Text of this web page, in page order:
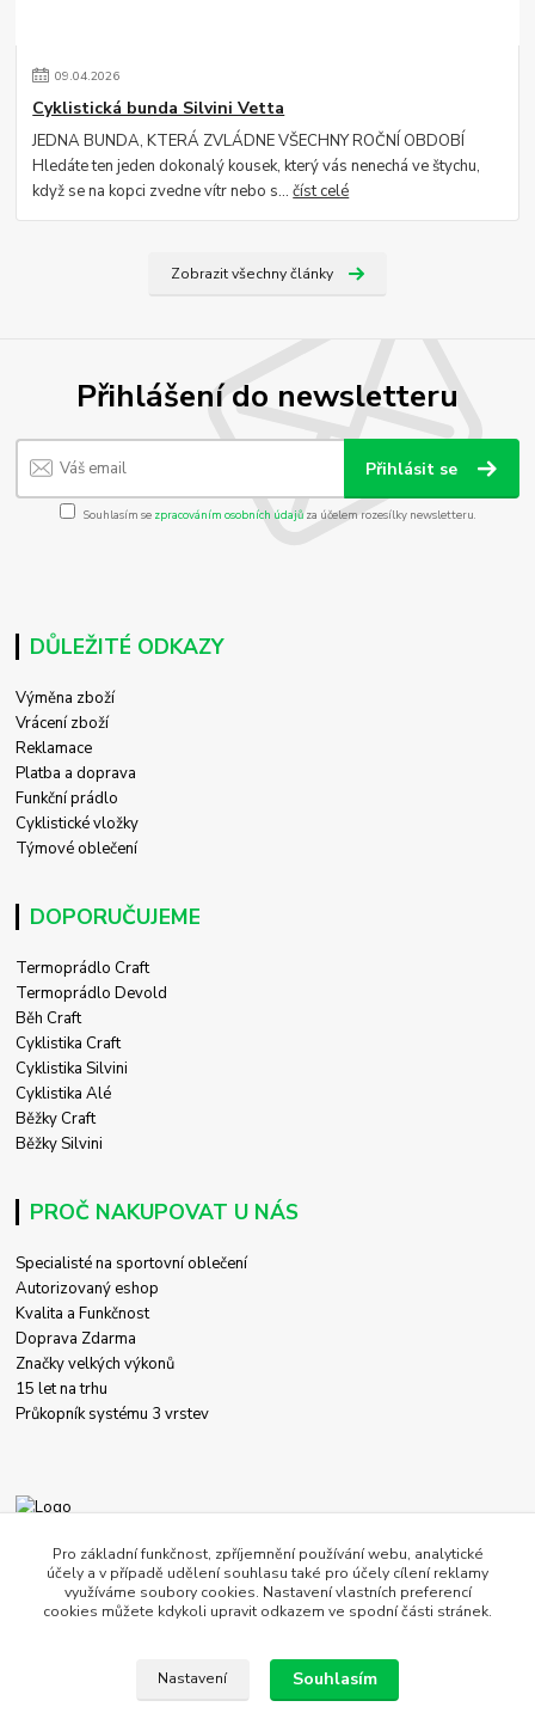
09.04.2026
Cyklistická bunda Silvini Vetta
JEDNA BUNDA, KTERÁ ZVLÁDNE VŠECHNY ROČNÍ OBDOBÍ
Hledáte ten jeden dokonalý kousek, který vás nenechá ve štychu,
když se na kopci zvedne vítr nebo s...číst celé
Zobrazit všechny články
Přihlášení do newsletteru
Přihlásit se
Souhlasím se zpracováním osobních údajůza účelem rozesílky newsletteru.
DŮLEŽITÉ ODKAZY
Výměna zboží
Vrácení zboží
Reklamace
Platba a doprava
Funkční prádlo
Cyklistické vložky
Týmové oblečení
DOPORUČUJEME
Termoprádlo Craft
Termoprádlo Devold
Běh Craft
Cyklistika Craft
Cyklistika Silvini
Cyklistika Alé
Běžky Craft
Běžky Silvini
PROČ NAKUPOVAT U NÁS
Specialisté na sportovní oblečení
Autorizovaný eshop
Kvalita a Funkčnost
Doprava Zdarma
Značky velkých výkonů
15 let na trhu
Průkopník systému 3 vrstev
+420 774 458 618
obchod@c-store.cz
Pro základní funkčnost, zpříjemnění používání webu, analytické
účely a v případě udělení souhlasu také pro účely cílení reklamy
využíváme soubory cookies. Nastavení vlastních preferencí
cookies můžete kdykoli upravit odkazem ve spodní části stránek.
Nastavení Souhlasím